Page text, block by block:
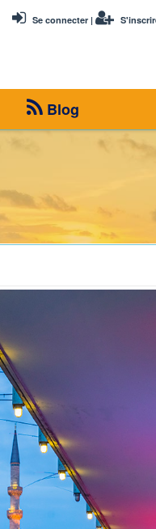
Se connecter |
Blog